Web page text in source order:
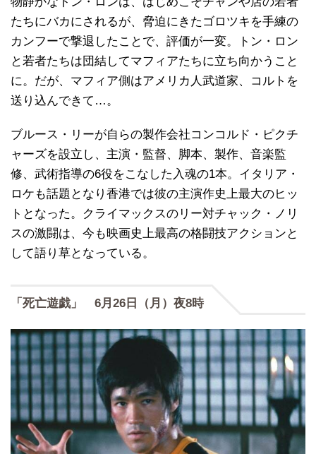
たちにバカにされるが、脅迫にきたゴロツキを手練の
カンフーで撃退したことで、評価が一変。トン・ロン
と若者たちは団結してマフィアたちに立ち向かうこと
に。だが、マフィア側はアメリカ人武道家、コルトを
送り込んできて…。
ブルース・リーが自らの製作会社コンコルド・ピクチ
ャーズを設立し、主演・監督、脚本、製作、音楽監
修、武術指導の6役をこなした入魂の1本。イタリア・
ロケも話題となり香港では彼の主演作史上最大のヒッ
トとなった。クライマックスのリー対チャック・ノリ
スの激闘は、今も映画史上最高の格闘技アクションと
して語り草となっている。
「死亡遊戯」 6月26日（月）夜8時